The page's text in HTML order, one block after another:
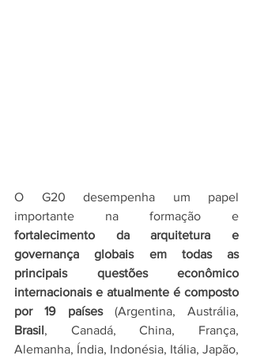
O G20 desempenha um papel
fortalecimento da arquitetura e
governança globais em todas as
principais questões econômico
internacionais e atualmente é composto
por 19 países
Brasil, Canadá, China, França,
Alemanha, Índia, Indonésia, Itália, Japão,